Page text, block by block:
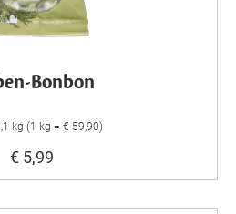
Bonbon
kg (1 kg = € 59,90)
€ 5,99